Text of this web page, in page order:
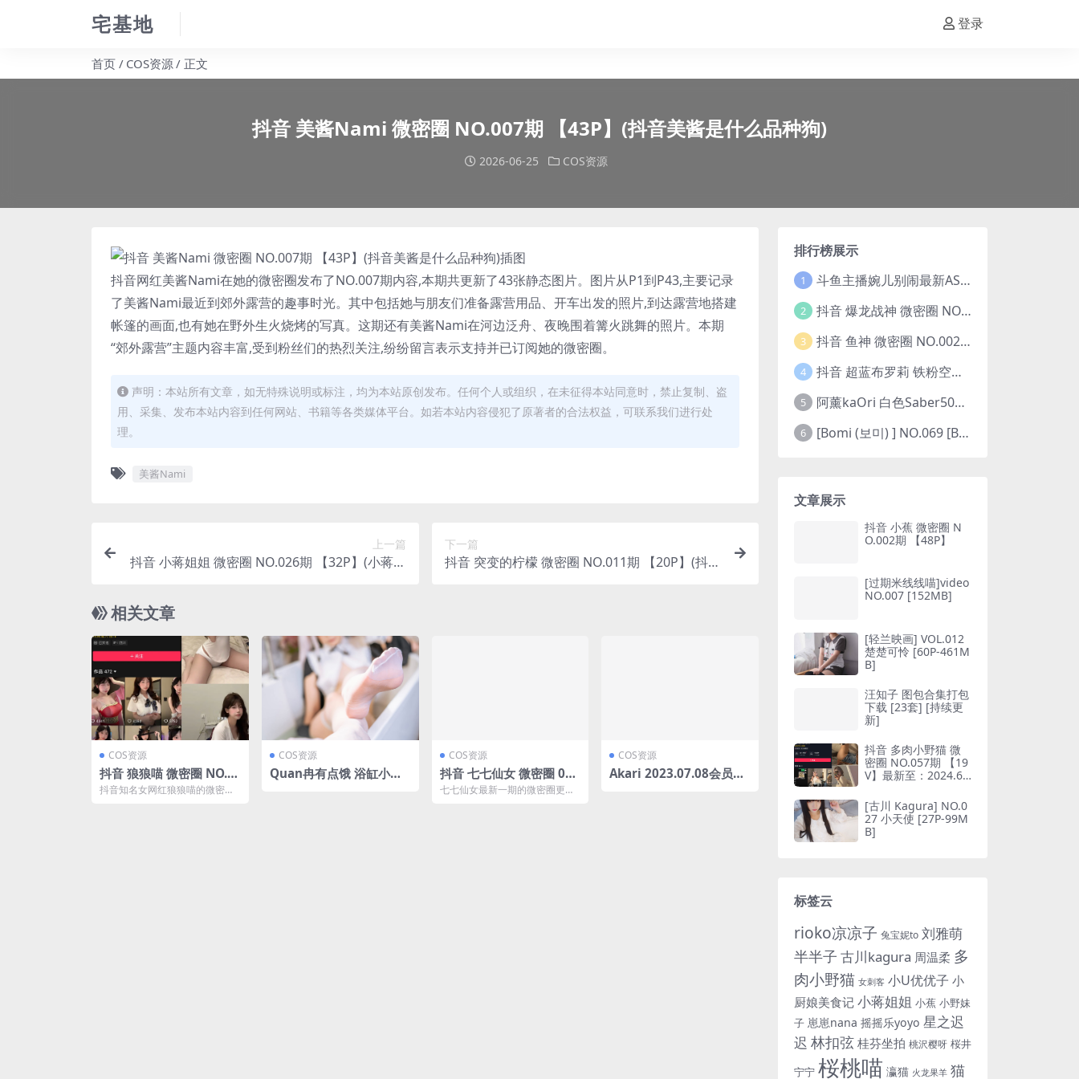
宅基地 登录
首页 COS资源 正文
抖音 美酱Nami 微密圈 NO.007期 【43P】(抖音美酱是什么品种狗)
2026-06-25 COS资源
抖音网红美酱Nami在她的微密圈发布了NO.007期内容,本期共更新了43张静态图片。图片从P1到P43,主要记录
了美酱Nami最近到郊外露营的趣事时光。其中包括她与朋友们准备露营用品、开车出发的照片,到达露营地搭建
帐篷的画面,也有她在野外生火烧烤的写真。这期还有美酱Nami在河边泛舟、夜晚围着篝火跳舞的照片。本期
“郊外露营”主题内容丰富,受到粉丝们的热烈关注,纷纷留言表示支持并已订阅她的微密圈。
声明：本站所有文章，如无特殊说明或标注，均为本站原创发布。任何个人或组织，在未征得本站同意时，禁止复制、盗
用、采集、发布本站内容到任何网站、书籍等各类媒体平台。如若本站内容侵犯了原著者的合法权益，可联系我们进行处
理。
美酱Nami
上一篇
抖音 小蒋姐姐 微密圈 NO.026期 【32P】(小蒋妹
下一篇
抖音 突变的柠檬 微密圈 NO.011期 【20P】(抖音
相关文章
COS资源
抖音 狼狼喵 微密圈 NO.0
08期 【4P2V】最新至：2
抖音知名女网红狼狼喵的微密圈
COS资源
Quan冉有点饿 浴缸小修
COS资源
抖音 七七仙女 微密圈 011
期 【12P】最新至：202
七七仙女最新一期的微密圈更新
COS资源
Akari 2023.07.08会员限
排行榜展示
1 斗鱼主播婉儿别闹最新ASMR钻石办卡火箭开箱视频+音频合集-47个资源打包下载 [39V-10.1GB]
2 抖音 爆龙战神 微密圈 NO.006期 【5P13V】最新至：2023.6.7(暴龙神和战龙皇)
3 抖音 鱼神 微密圈 NO.002期 【44P】(抖音鱼神微密猫)
4 抖音 超蓝布罗莉 铁粉空间 NO.002期 【45P5V】(抖音超蓝布罗利是真的吗)
5 阿薰kaOri 白色Saber50图(阿熏的歌)
6 [Bomi (보미) ] NO.069 [Bimilstory] Vol.19 See-through lingerie
文章展示
抖音 小蕉 微密圈 N
O.002期 【48P】
[过期米线线喵]video
NO.007 [152MB]
[轻兰映画] VOL.012
楚楚可怜 [60P-461M
B]
汪知子 图包合集打包
下载 [23套] [持续更
新]
抖音 多肉小野猫 微
密圈 NO.057期 【19
V】最新至：2024.6.
推特叫什么)
[古川 Kagura] NO.0
27 小天使 [27P-99M
B]
标签云
rioko凉凉子 兔宝妮to 刘雅萌
半半子 古川kagura 周温柔 多
肉小野猫 女刺客 小U优优子 小
厨娘美食记 小蒋姐姐 小蕉 小野妹
子 崽崽nana 摇摇乐yoyo 星之迟
迟 林扣弦 桂芬坐拍 桃沢樱呀 桜井
宁宁 桜桃喵 瀛猫 火龙果羊 猫